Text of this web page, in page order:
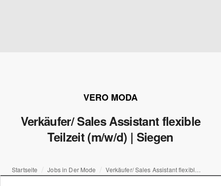
VERO MODA
Verkäufer/ Sales Assistant flexible
Teilzeit (m/w/d) | Siegen
Startseite Jobs in Der Mode